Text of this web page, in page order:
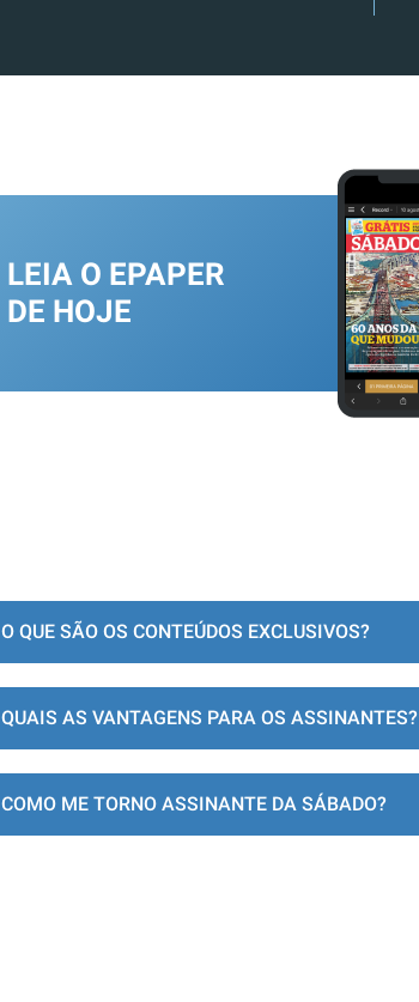
LEIA O EPAPER
DE HOJE
O QUE SÃO OS CONTEÚDOS EXCLUSIVOS?
QUAIS AS VANTAGENS PARA OS ASSINANTES?
COMO ME TORNO ASSINANTE DA SÁBADO?